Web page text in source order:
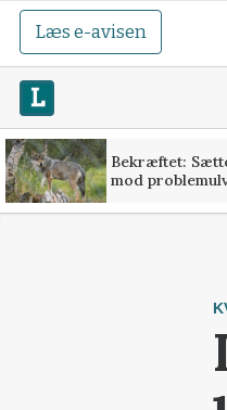
Læs e-avisen
Bekræftet:
mod